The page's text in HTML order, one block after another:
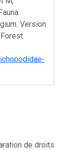
Version
de droits